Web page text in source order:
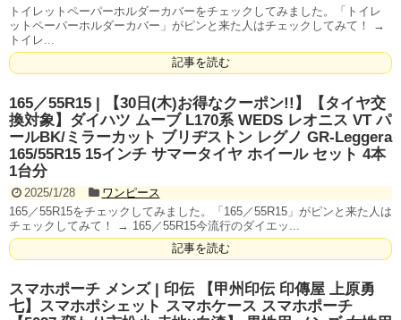
トイレットペーパーホルダーカバーをチェックしてみました。「トイレ
ットペーパーホルダーカバー」がピンと来た人はチェックしてみて！ →
トイレ...
記事を読む
165／55R15 | 【30日(木)お得なクーポン!!】【タイヤ交
換対象】ダイハツ ムーブ L170系 WEDS レオニス VT パ
ールBK/ミラーカット ブリヂストン レグノ GR-Leggera
165/55R15 15インチ サマータイヤ ホイール セット 4本
1台分
2025/1/28
ワンピース
165／55R15をチェックしてみました。「165／55R15」がピンと来た人は
チェックしてみて！ → 165／55R15今流行のダイエッ...
記事を読む
スマホポーチ メンズ | 印伝 【甲州印伝 印傳屋 上原勇
七】スマホポシェット スマホケース スマホポーチ